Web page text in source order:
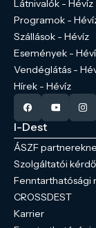
Látnivalók - Hévíz
Programok -
Szállások - Hévíz
Események -
Vendéglátás -
Hírek - Hévíz
I-Dest
ÁSZF
Szolgáltatói
Fenntarthatósági
CROSSDEST
Karrier